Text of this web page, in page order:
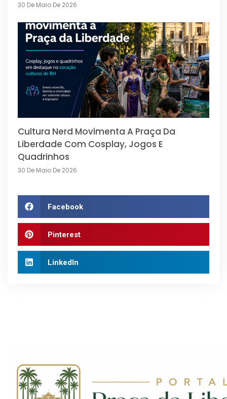
30 De Maio De 2026
Cultura Nerd Movimenta A Praça Da
Liberdade Com Cosplay, Jogos E
Quadrinhos
30 De Maio De 2026
Facebook
Pinterest
LinkedIn